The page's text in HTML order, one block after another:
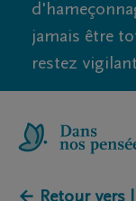
jamais être
restez
← Retour vers